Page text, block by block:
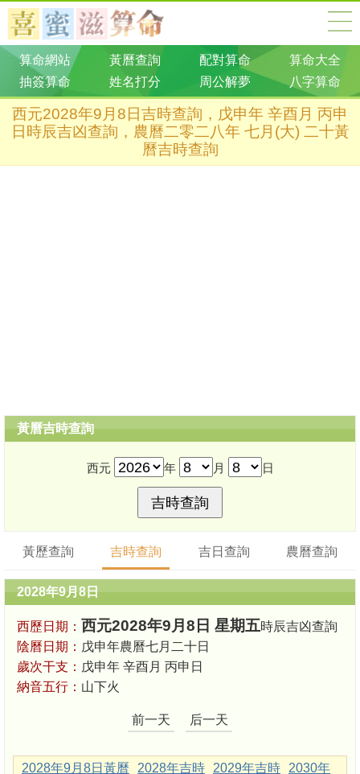
算命網站 黃曆查詢 配對算命
算命大全
抽簽算命
姓名打分 周公解夢 八字算命
西元2028年9月8日吉時查詢，戊申年 辛酉月 丙申
日時辰吉凶查詢，農曆二零二八年 七月(大) 二十黃
曆吉時查詢
黃曆吉時查詢
西元 年 月 日
黃歷查詢 吉時查詢 吉日查詢 農曆查詢
2028年9月8日
西歷日期： 西元2028年9月8日 星期五時辰吉凶查詢
陰曆日期： 戊申年農曆七月二十日
歲次干支： 戊申年 辛酉月 丙申日
納音五行： 山下火
前一天 后一天
2028年9月8日黃曆 2028年吉時 2029年吉時
2030年